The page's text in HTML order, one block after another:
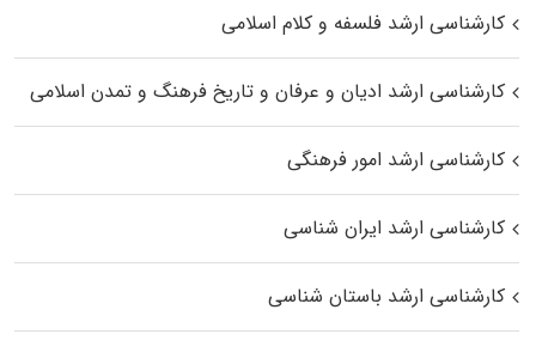
کارشناسی ارشد فلسفه و کلام اسلامی
کارشناسی ارشد ادیان و عرفان و تاریخ فرهنگ و تمدن اسلامی
کارشناسی ارشد امور فرهنگی
کارشناسی ارشد ایران شناسی
کارشناسی ارشد باستان شناسی